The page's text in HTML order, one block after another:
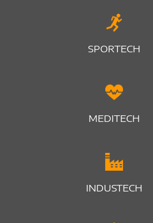
SPORTECH
MEDITECH
INDUSTECH